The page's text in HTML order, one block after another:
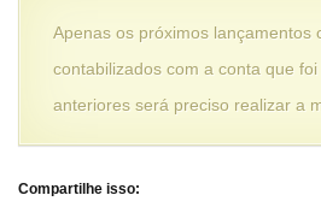
Apenas os próximos lançamentos
contabilizados com a conta que
anteriores será preciso realizar a
Compartilhe isso: